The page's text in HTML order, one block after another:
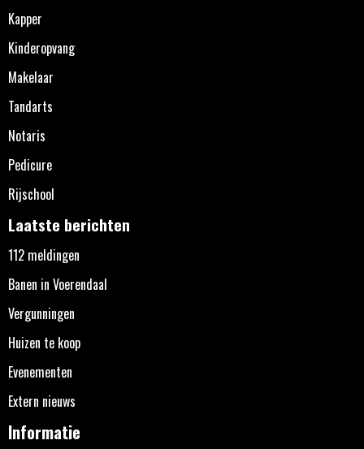
Kapper
Kinderopvang
Makelaar
Tandarts
Notaris
Pedicure
Rijschool
Laatste berichten
112 meldingen
Banen in Voerendaal
Vergunningen
Huizen te koop
Evenementen
Extern nieuws
Informatie